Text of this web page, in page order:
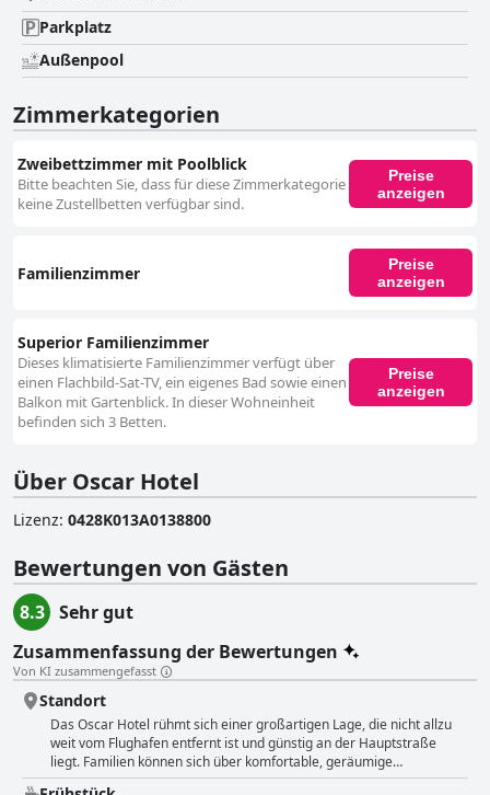
Parkplatz
Außenpool
Zimmerkategorien
Zweibettzimmer mit Poolblick
Bitte beachten Sie, dass für diese Zimmerkategorie
keine Zustellbetten verfügbar sind.
Preise
anzeigen
Familienzimmer
Preise
anzeigen
Superior Familienzimmer
Dieses klimatisierte Familienzimmer verfügt über
einen Flachbild-Sat-TV, ein eigenes Bad sowie einen
Balkon mit Gartenblick. In dieser Wohneinheit
befinden sich 3 Betten.
Preise
anzeigen
Über Oscar Hotel
Lizenz: 0428K013A0138800
Bewertungen von Gästen
8.3
Sehr gut
Zusammenfassung der Bewertungen
Von KI zusammengefasst
Standort
Das Oscar Hotel rühmt sich einer großartigen Lage, die nicht allzu
weit vom Flughafen entfernt ist und günstig an der Hauptstraße
liegt. Familien können sich über komfortable, geräumige
Familienzimmer freuen. Das Hotel ist zwar etwas weit vom Strand